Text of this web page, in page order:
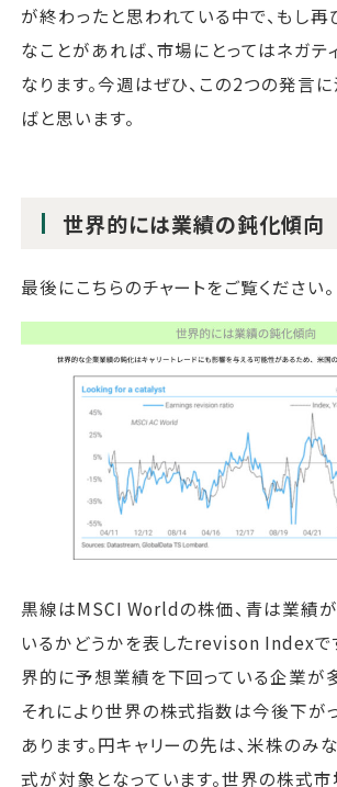
が終わったと思われている中で、もし
なことがあれば、市場にとってはネガテ
なります。今週はぜひ、この2つの発言
ばと思います。
世界的には業績の鈍化傾向
最後にこちらのチャートをご覧ください。
黒線はMSCI Worldの株価、青は業績
いるかどうかを表したrevison Indexで
界的に予想業績を下回っている企業が多
それにより世界の株式指数は今後下が
あります。円キャリーの先は、米株のみ
式が対象となっています。世界の株式